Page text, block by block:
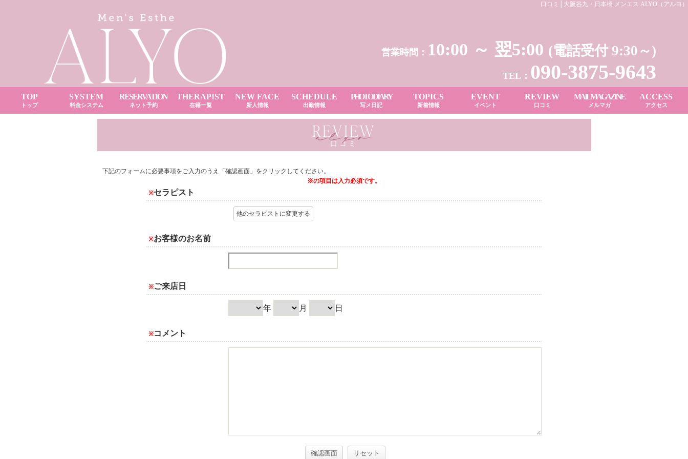
口コミ│大阪谷九・日本橋 メンエス ALYO（アルヨ）
営業時間： 10:00 ～ 翌5:00 (電話受付 9:30～)
TEL： 090-3875-9643
TOP
トップ
SYSTEM
料金システム
RESERVATION
ネット予約
THERAPIST
在籍一覧
NEW FACE
新人情報
SCHEDULE
出勤情報
PHOTO DIARY
写メ日記
TOPICS
新着情報
EVENT
イベント
REVIEW
口コミ
MAIL MAGAZINE
メルマガ
ACCESS
アクセス
REVIEW
口コミ
下記のフォームに必要事項をご入力のうえ「確認画面」をクリックしてください。
※の項目は入力必須です。
※セラピスト
他のセラピストに変更する
※お客様のお名前
※ご来店日
年 月 日
※コメント